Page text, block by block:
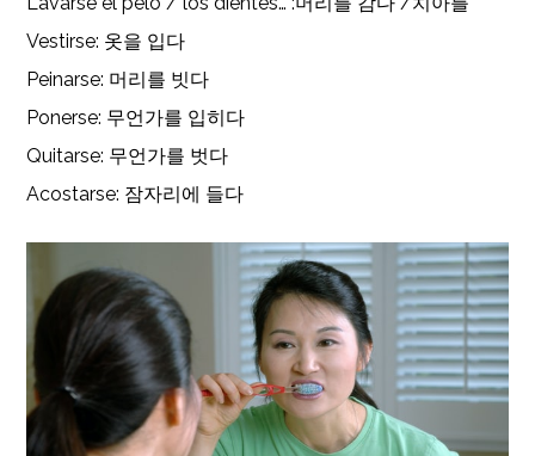
Vestirse: 옷을 입다
Peinarse: 머리를 빗다
Ponerse: 무언가를 입히다
Quitarse: 무언가를 벗다
Acostarse: 잠자리에 들다